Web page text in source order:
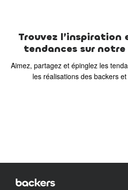
Trouvez l’inspiration
tendances sur notre
Aimez, partagez et épinglez les
les réalisations des backers